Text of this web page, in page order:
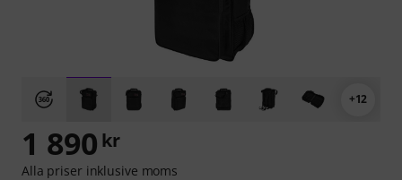
+12
1 890 kr
Alla priser inklusive moms